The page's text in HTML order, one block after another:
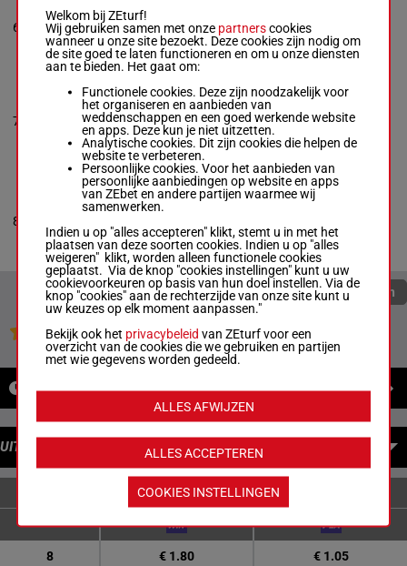
6
MO SASSY
Allyssa Morales-
James L. Gilmour
Box: 6 -M/3 - 54 kg
M/3 54 kg 6
7
MAJESTIC LACE
Kody Kellenberger-
Shannon Simpson
M/3 - 54 kg
5p 5p (25) 6p 9p 9p
M/3 54 kg
5p 5p
(25) 6p
9p 9p
7
8
WHISKEYWITHATWIST
Blake Nunnally-
Box: 8 -M/4 -56.5 kg
2p 3p 5p
kg
Quoteringen verversen
Jouw favoriete paarden
NIEUWS
UITBETALINGEN
ENKELVOUDIGE WEDDENSCHAPPEN
8 € 1.80 € 1.05
Welkom bij ZEturf!
Wij gebruiken samen met onze partnerscookies
wanneer u onze site bezoekt. Deze cookies zijn nodig om
de site goed te laten functioneren en om u onze diensten
aan te bieden. Het gaat om:
Functionele cookies. Deze zijn noodzakelijk voor
het organiseren en aanbieden van
weddenschappen en een goed werkende website
en apps. Deze kun je niet uitzetten.
Analytische cookies. Dit zijn cookies die helpen de
website te verbeteren.
Persoonlijke cookies. Voor het aanbieden van
persoonlijke aanbiedingen op website en apps
van ZEbet en andere partijen waarmee wij
samenwerken.
Indien u op "alles accepteren" klikt, stemt u in met het
plaatsen van deze soorten cookies. Indien u op "alles
weigeren" klikt, worden alleen functionele cookies
geplaatst. Via de knop "cookies instellingen" kunt u uw
cookievoorkeuren op basis van hun doel instellen. Via de
knop "cookies" aan de rechterzijde van onze site kunt u
uw keuzes op elk moment aanpassen."
Bekijk ook het privacybeleid van ZEturf voor een
overzicht van de cookies die we gebruiken en partijen
met wie gegevens worden gedeeld.
ALLES ACCEPTEREN
ALLES AFWIJZEN
COOKIES INSTELLINGEN